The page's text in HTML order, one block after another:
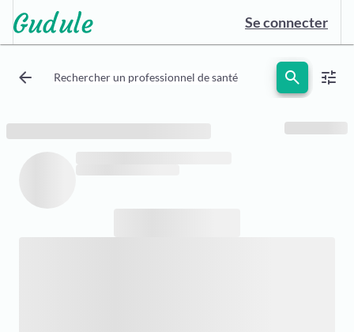
Se connecter
arrow_back Rechercher un professionnel de santé search tune